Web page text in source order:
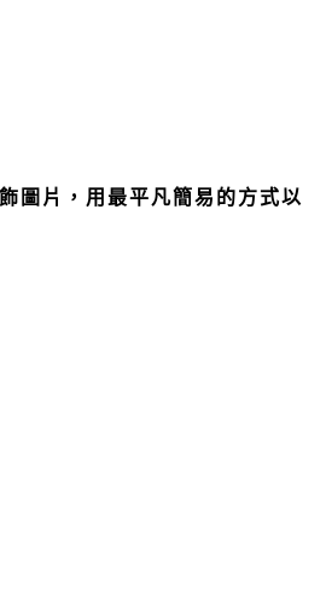
圖片，用最平凡簡易的方式以